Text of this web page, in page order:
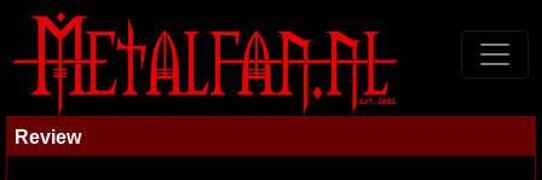
Review